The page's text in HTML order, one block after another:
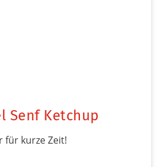
Senf Ketchup
für kurze Zeit!